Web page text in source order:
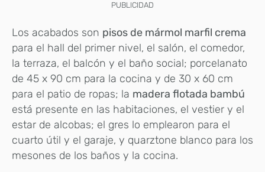
PUBLICIDAD
Los acabados son pisos de mármol marfil crema
para el hall del primer nivel, el salón, el comedor,
la terraza, el balcón y el baño social; porcelanato
de 45 x 90 cm para la cocina y de 30 x 60 cm
para el patio de ropas; la madera flotada bambú
está presente en las habitaciones, el vestier y el
estar de alcobas; el gres lo emplearon para el
cuarto útil y el garaje, y quarztone blanco para los
mesones de los baños y la cocina.